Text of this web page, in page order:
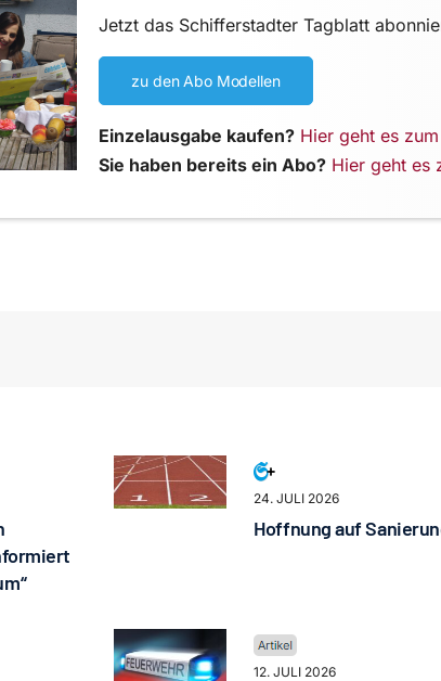
Jetzt das Schifferstadter Tagblatt
zu den Abo Modellen
Einzelausgabe kaufen? Hier geht es
Sie haben bereits ein Abo? Hier geht es
24. JULI 2026
Hoffnung auf
12. JULI 2026